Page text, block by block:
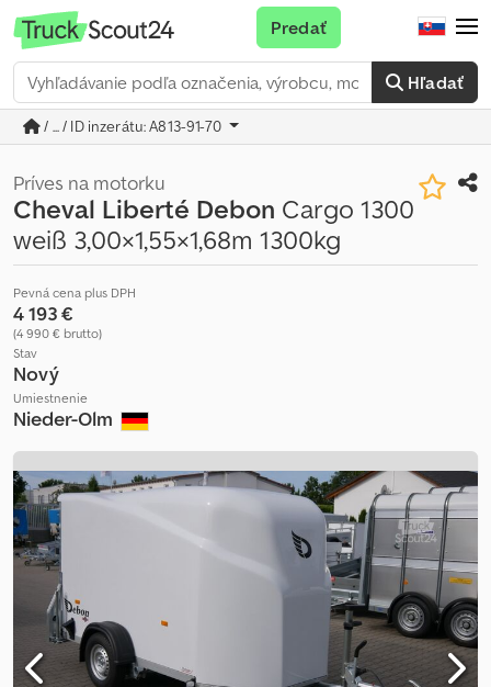
Hľadať
Predať
/ ... / ID inzerátu: A813-91-70
Príves na motorku
Cheval Liberté Debon Cargo 1300
weiß 3,00×1,55×1,68m 1300kg
Pevná cena plus DPH
4 193 €
(4 990 € brutto)
Stav
Nový
Umiestnenie
Nieder-Olm